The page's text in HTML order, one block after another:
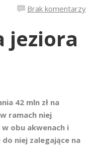
Brak komentarzy
jeziora
42 mln zł na
ramach niej
obu akwenach i
niej zalegające na